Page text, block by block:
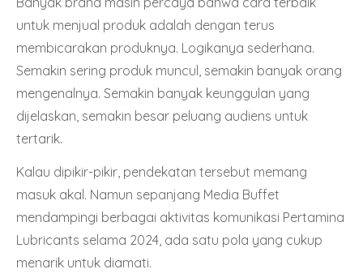
untuk menjual produk adalah dengan terus
membicarakan produknya. Logikanya sederhana.
Semakin sering produk muncul, semakin banyak orang
mengenalnya. Semakin banyak keunggulan yang
dijelaskan, semakin besar peluang audiens untuk
tertarik.
Kalau dipikir-pikir, pendekatan tersebut memang
masuk akal. Namun sepanjang Media Buffet
mendampingi berbagai aktivitas komunikasi Pertamina
Lubricants selama 2024, ada satu pola yang cukup
menarik untuk diamati.